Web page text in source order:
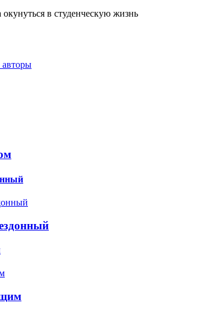
окунуться в студенческую жизнь
авторы